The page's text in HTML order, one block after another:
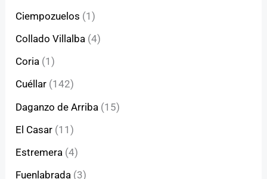
Ciempozuelos (1)
Collado Villalba (4)
Coria (1)
Cuéllar (142)
Daganzo de Arriba (15)
El Casar (11)
Estremera (4)
Fuenlabrada (3)